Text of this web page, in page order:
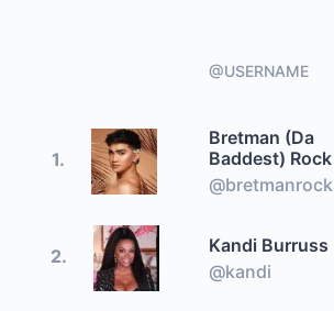
@USERNAME
1.
Bretman (Da
Baddest) Rock
@bretmanrock
2.
Kandi Burruss
@kandi